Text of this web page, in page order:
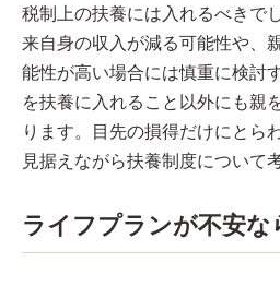
税制上の扶養には入れるべきで
来自身の収入が減る可能性や、
能性が高い場合には慎重に検討
を扶養に入れること以外にも親
ります。目先の損得だけにとら
見据えながら扶養制度について
ライフプランが不安な